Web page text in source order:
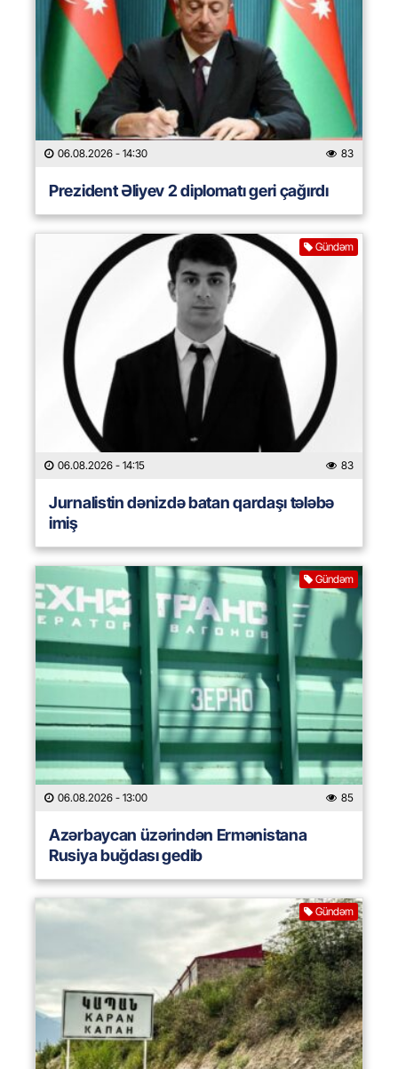
06.08.2026 - 14:30 83
Prezident Əliyev 2 diplomatı geri çağırdı
Gündəm
06.08.2026 - 14:15 83
Jurnalistin dənizdə batan qardaşı tələbə
imiş
Gündəm
06.08.2026 - 13:00 85
Azərbaycan üzərindən Ermənistana
Rusiya buğdası gedib
Gündəm